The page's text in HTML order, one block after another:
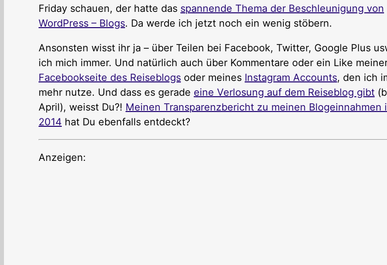
Friday schauen, der hatte das spannende Thema der Beschleunigung von
WordPress – Blogs. Da werde ich jetzt noch ein wenig stöbern.
Ansonsten wisst ihr ja – über Teilen bei Facebook, Twitter, Google Plus
ich mich immer. Und natürlich auch über Kommentare oder ein Like
Facebookseite des Reiseblogs oder meines Instagram Accounts, den ich
mehr nutze. Und dass es gerade eine Verlosung auf dem Reiseblog gibt
April), weisst Du?! Meinen Transparenzbericht zu meinen Blogeinnahmen
2014 hat Du ebenfalls entdeckt?
Anzeigen: